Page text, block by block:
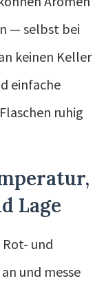
— selbst bei
keinen Keller
einfache
ruhig
Lage
und
und messe